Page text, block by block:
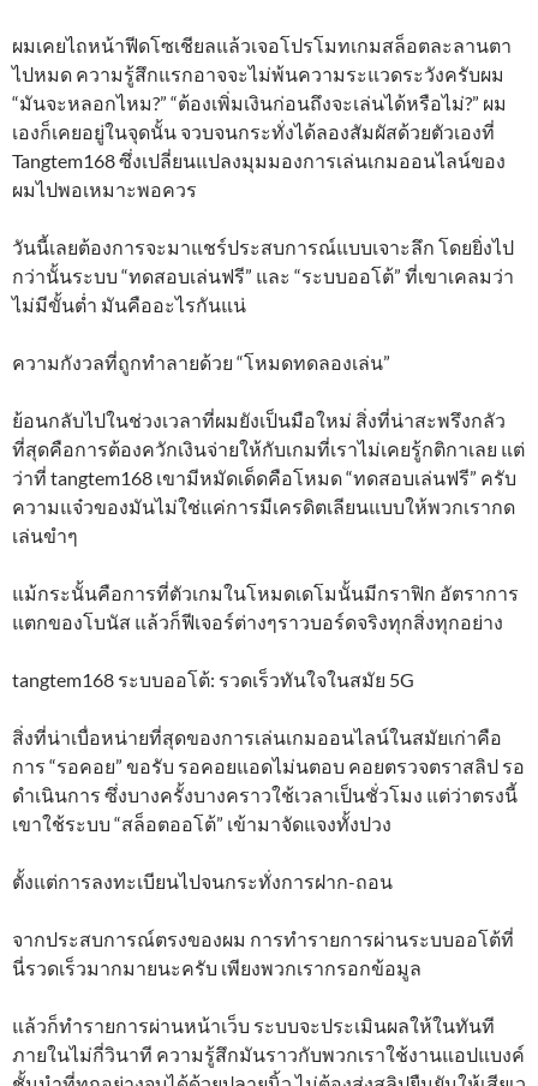
ผมเคยไถหน้าฟีดโซเชียลแล้วเจอโปรโมทเกมสล็อตละลานตา
ไปหมด ความรู้สึกแรกอาจจะไม่พ้นความระแวดระวังครับผม
“มันจะหลอกไหม?” “ต้องเพิ่มเงินก่อนถึงจะเล่นได้หรือไม่?” ผม
เองก็เคยอยู่ในจุดนั้น จวบจนกระทั่งได้ลองสัมผัสด้วยตัวเองที่
Tangtem168 ซึ่งเปลี่ยนแปลงมุมมองการเล่นเกมออนไลน์ของ
ผมไปพอเหมาะพอควร
วันนี้เลยต้องการจะมาแชร์ประสบการณ์แบบเจาะลึก โดยยิ่งไป
กว่านั้นระบบ “ทดสอบเล่นฟรี” และ “ระบบออโต้” ที่เขาเคลมว่า
ไม่มีขั้นต่ำ มันคืออะไรกันแน่
ความกังวลที่ถูกทำลายด้วย “โหมดทดลองเล่น”
ย้อนกลับไปในช่วงเวลาที่ผมยังเป็นมือใหม่ สิ่งที่น่าสะพรึงกลัว
ที่สุดคือการต้องควักเงินจ่ายให้กับเกมที่เราไม่เคยรู้กติกาเลย แต่
ว่าที่ tangtem168 เขามีหมัดเด็ดคือโหมด “ทดสอบเล่นฟรี” ครับ
ความแจ๋วของมันไม่ใช่แค่การมีเครดิตเลียนแบบให้พวกเรากด
เล่นขำๆ
แม้กระนั้นคือการที่ตัวเกมในโหมดเดโมนั้นมีกราฟิก อัตราการ
แตกของโบนัส แล้วก็ฟีเจอร์ต่างๆราวบอร์ดจริงทุกสิ่งทุกอย่าง
tangtem168 ระบบออโต้: รวดเร็วทันใจในสมัย 5G
สิ่งที่น่าเบื่อหน่ายที่สุดของการเล่นเกมออนไลน์ในสมัยเก่าคือ
การ “รอคอย” ขอรับ รอคอยแอดไม่นตอบ คอยตรวจตราสลิป รอ
ดำเนินการ ซึ่งบางครั้งบางคราวใช้เวลาเป็นชั่วโมง แต่ว่าตรงนี้
เขาใช้ระบบ “สล็อตออโต้” เข้ามาจัดแจงทั้งปวง
ตั้งแต่การลงทะเบียนไปจนกระทั่งการฝาก-ถอน
จากประสบการณ์ตรงของผม การทำรายการผ่านระบบออโต้ที่
นี่รวดเร็วมากมายนะครับ เพียงพวกเรากรอกข้อมูล
แล้วก็ทำรายการผ่านหน้าเว็บ ระบบจะประเมินผลให้ในทันที
ภายในไม่กี่วินาที ความรู้สึกมันราวกับพวกเราใช้งานแอปแบงค์